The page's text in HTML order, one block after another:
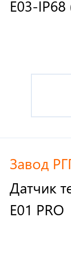
E03-IP68
Завод
Датчик
E01 PRO